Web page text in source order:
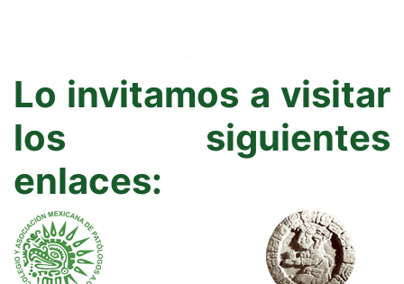
Lo invitamos a visitar
los siguientes
enlaces: